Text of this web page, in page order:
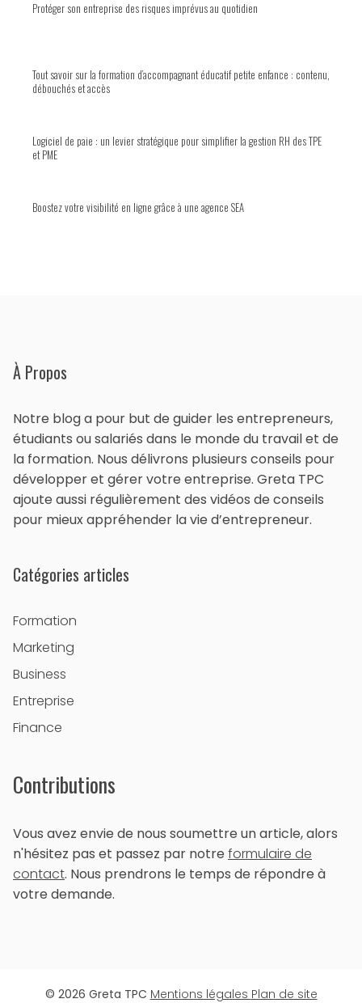
Protéger son entreprise des risques imprévus au quotidien
Tout savoir sur la formation d’accompagnant éducatif petite enfance : contenu,
débouchés et accès
Logiciel de paie : un levier stratégique pour simplifier la gestion RH des TPE
et PME
Boostez votre visibilité en ligne grâce à une agence SEA
À Propos
Notre blog a pour but de guider les entrepreneurs,
étudiants ou salariés dans le monde du travail et de
la formation. Nous délivrons plusieurs conseils pour
développer et gérer votre entreprise. Greta TPC
ajoute aussi régulièrement des vidéos de conseils
pour mieux appréhender la vie d’entrepreneur.
Catégories articles
Formation
Marketing
Business
Entreprise
Finance
Contributions
Vous avez envie de nous soumettre un article, alors
n'hésitez pas et passez par notre formulaire de
contact. Nous prendrons le temps de répondre à
votre demande.
© 2026 Greta TPC Mentions légales Plan de site